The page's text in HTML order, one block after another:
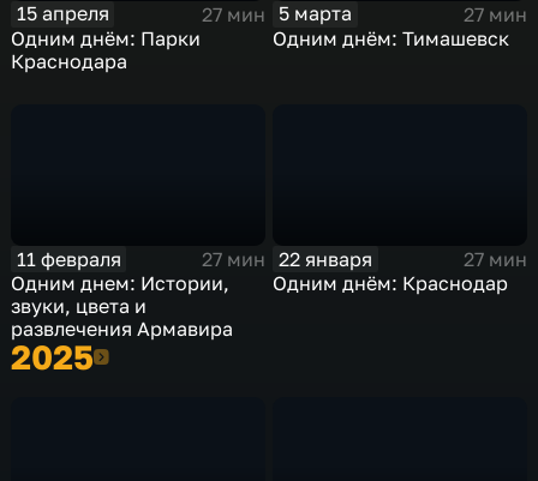
15 апреля
27 мин
Одним днём: Парки
Краснодара
5 марта
27 мин
Одним днём: Тимашевск
11 февраля
27 мин
Одним днем: Истории,
звуки, цвета и
развлечения Армавира
22 января
27 мин
Одним днём: Краснодар
20252025